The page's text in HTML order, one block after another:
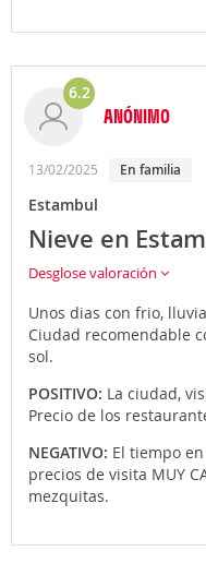
6.2
ANÓNIMO
13/02/2025 En familia
Estambul
Nieve en
Desglose valoración
Unos dias con frio,
Ciudad recomendable
sol.
POSITIVO: La ciudad,
Precio de los
NEGATIVO: El tiempo
precios de visita MUY
mezquitas.